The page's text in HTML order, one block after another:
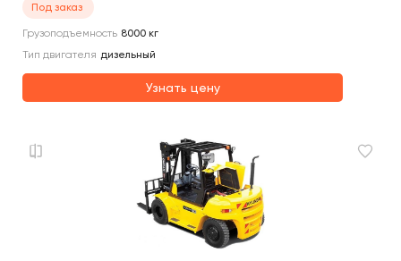
Под заказ
Грузоподъемность 8000 кг
Тип двигателя дизельный
Узнать цену